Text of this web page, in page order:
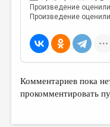
Произведение оценили
Произведение оценили
Комментариев пока
прокомментировать